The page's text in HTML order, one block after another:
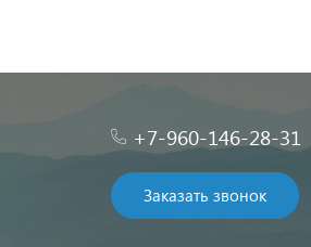
+7-960-146-28-31
Заказать звонок